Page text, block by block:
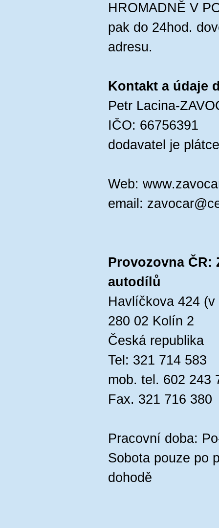
HROMADNĚ V
pak do 24hod.
adresu.
Kontakt a údaje
Petr Lacina-
IČO: 66756391
dodavatel je
Web:
email:
Provozovna ČR:
autodílů
Havlíčkova 424
280 02 Kolín 2
Česká republika
Tel: 321 714 583
mob. tel. 602 243
Fax. 321 716 380
Pracovní doba:
Sobota pouze po
dohodě